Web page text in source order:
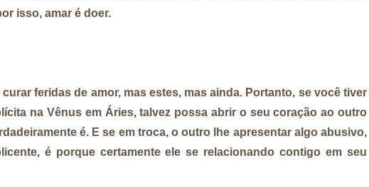
isso, amar é doer.
feridas de amor, mas estes, mas ainda. Portanto, se você tiver
na Vênus em Áries, talvez possa abrir o seu coração ao outro
é. E se em troca, o outro lhe apresentar algo abusivo,
é porque certamente ele se relacionando contigo em seu